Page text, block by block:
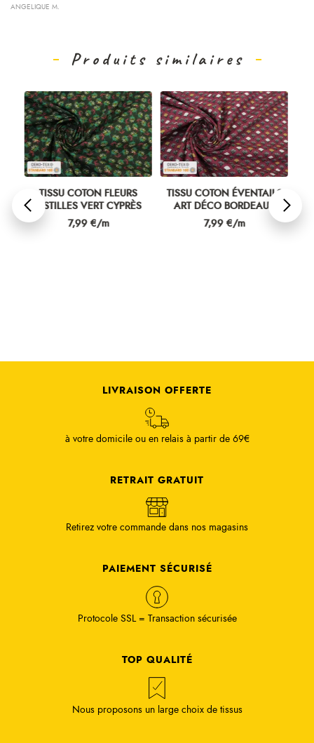
ANGELIQUE M.
Produits similaires
TISSU COTON FLEURS
PISTILLES VERT CYPRÈS
Prix
7,99 €/m
TISSU COTON ÉVENTAILS
ART DÉCO BORDEAUX
Prix
7,99 €/m
LIVRAISON OFFERTE
à votre domicile ou en relais à partir de 69€
RETRAIT GRATUIT
Retirez votre commande dans nos magasins
PAIEMENT SÉCURISÉ
Protocole SSL = Transaction sécurisée
TOP QUALITÉ
Nous proposons un large choix de tissus